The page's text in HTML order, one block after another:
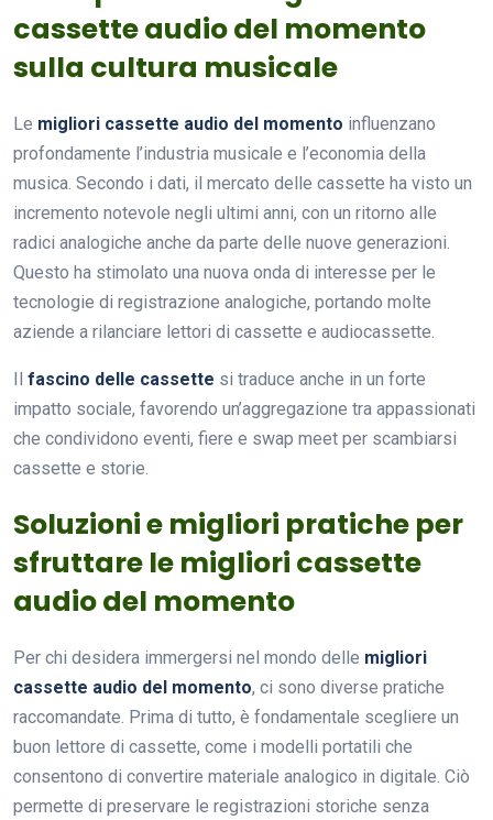
cassette audio del momento
sulla cultura musicale
Le migliori cassette audio del momento influenzano
profondamente l’industria musicale e l’economia della
musica. Secondo i dati, il mercato delle cassette ha visto un
incremento notevole negli ultimi anni, con un ritorno alle
radici analogiche anche da parte delle nuove generazioni.
Questo ha stimolato una nuova onda di interesse per le
tecnologie di registrazione analogiche, portando molte
aziende a rilanciare lettori di cassette e audiocassette.
Il fascino delle cassette si traduce anche in un forte
impatto sociale, favorendo un’aggregazione tra appassionati
che condividono eventi, fiere e swap meet per scambiarsi
cassette e storie.
Soluzioni e migliori pratiche per
sfruttare le migliori cassette
audio del momento
Per chi desidera immergersi nel mondo delle migliori
cassette audio del momento, ci sono diverse pratiche
raccomandate. Prima di tutto, è fondamentale scegliere un
buon lettore di cassette, come i modelli portatili che
consentono di convertire materiale analogico in digitale. Ciò
permette di preservare le registrazioni storiche senza